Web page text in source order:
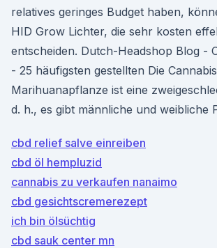
relatives geringes Budget haben,
HID Grow Lichter, die sehr kosten
entscheiden. Dutch-Headshop Blog -
- 25 häufigsten gestellten Die
Marihuanapflanze ist eine
d. h., es gibt männliche und weibliche
cbd relief salve einreiben
cbd öl hempluzid
cannabis zu verkaufen nanaimo
cbd gesichtscremerezept
ich bin ölsüchtig
cbd sauk center mn